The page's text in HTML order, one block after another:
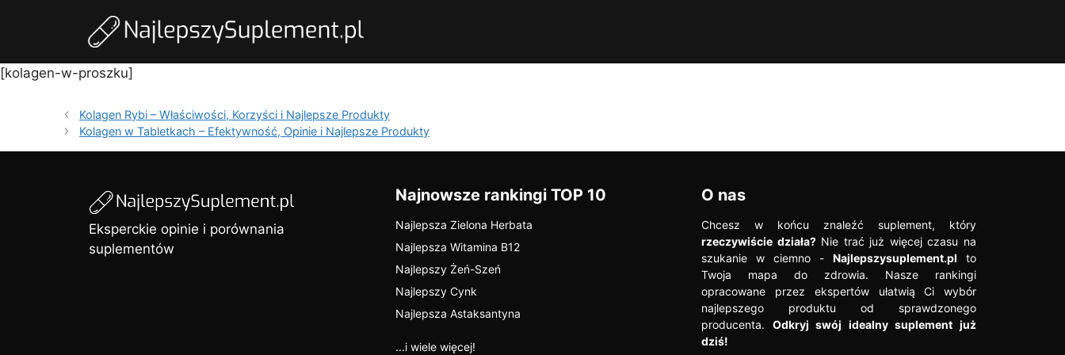
[kolagen-w-proszku]
Kolagen Rybi – Właściwości, Korzyści i Najlepsze Produkty
Kolagen w Tabletkach – Efektywność, Opinie i Najlepsze Produkty
Eksperckie opinie i porównania
suplementów
Najnowsze rankingi TOP 10
Najlepsza Zielona Herbata
Najlepsza Witamina B12
Najlepszy Żeń-Szeń
Najlepszy Cynk
Najlepsza Astaksantyna
...i wiele więcej!
O nas
Chcesz w końcu znaleźć suplement, który
rzeczywiście działa?Nie trać już więcej czasu na
szukanie w ciemno -Najlepszysuplement.pl to
Twoja mapa do zdrowia. Nasze rankingi
opracowane przez ekspertów ułatwią Ci wybór
najlepszego produktu od sprawdzonego
producenta. Odkryj swój idealny suplement już
dziś!